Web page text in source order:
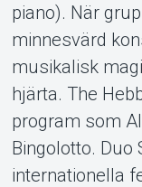
piano). När
minnesvärd
musikalisk
hjärta. The
program som
Bingolotto. Duo
internationella